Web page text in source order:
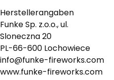
Herstellerangaben
Funke Sp. z.o.o., ul.
Sloneczna 20
PL-66-600 Lochowiece
info@funke-fireworks.com
www.funke-fireworks.com